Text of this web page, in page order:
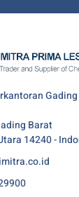
Barat
14240 -